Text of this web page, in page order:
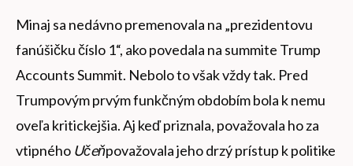
Minaj sa nedávno premenovala na „prezidentovu
fanúšičku číslo 1“, ako povedala na summite Trump
Accounts Summit. Nebolo to však vždy tak. Pred
Trumpovým prvým funkčným obdobím bola k nemu
oveľa kritickejšia. Aj keď priznala, považovala ho za
vtipného Učeňpovažovala jeho drzý prístup k politike